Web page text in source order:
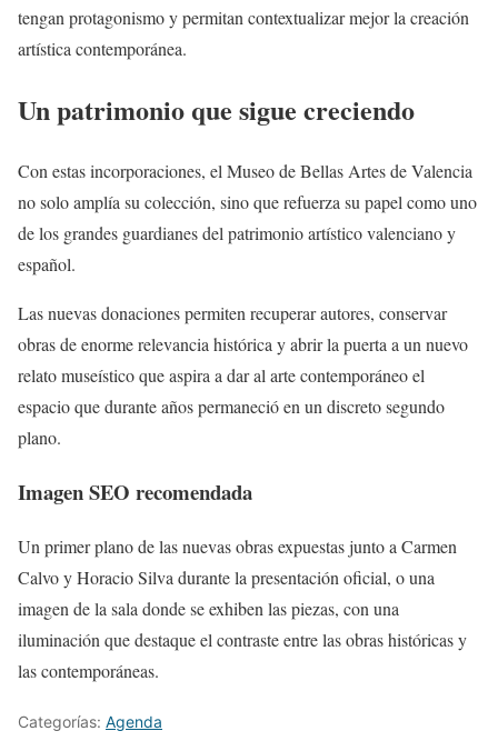
tengan protagonismo y permitan contextualizar mejor la creación
artística contemporánea.
Un patrimonio que sigue creciendo
Con estas incorporaciones, el Museo de Bellas Artes de Valencia
no solo amplía su colección, sino que refuerza su papel como uno
de los grandes guardianes del patrimonio artístico valenciano y
español.
Las nuevas donaciones permiten recuperar autores, conservar
obras de enorme relevancia histórica y abrir la puerta a un nuevo
relato museístico que aspira a dar al arte contemporáneo el
espacio que durante años permaneció en un discreto segundo
plano.
Imagen SEO recomendada
Un primer plano de las nuevas obras expuestas junto a Carmen
Calvo y Horacio Silva durante la presentación oficial, o una
imagen de la sala donde se exhiben las piezas, con una
iluminación que destaque el contraste entre las obras históricas y
las contemporáneas.
Categorías: Agenda